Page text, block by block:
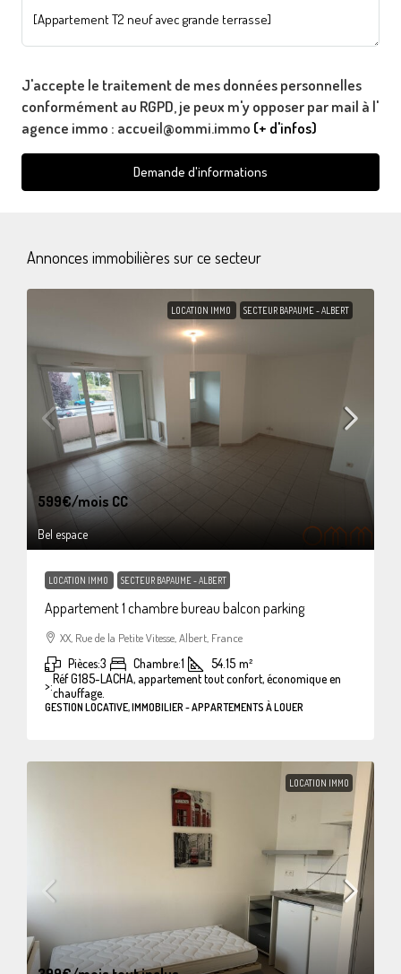
J'accepte le traitement de mes données personnelles
conformément au RGPD, je peux m'y opposer par mail à l'
agence immo : accueil@ommi.immo (+ d'infos)
Demande d'informations
Annonces immobilières sur ce secteur
LOCATION IMMO SECTEUR BAPAUME - ALBERT
599€/mois CC
Bel espace
LOCATION IMMO SECTEUR BAPAUME - ALBERT
Appartement 1 chambre bureau balcon parking
XX, Rue de la Petite Vitesse, Albert, France
Pièces:3 Chambre:1 54.15 m²
>:Réf G185-LACHA, appartement tout confort, économique en
chauffage.
GESTION LOCATIVE, IMMOBILIER - APPARTEMENTS À LOUER
LOCATION IMMO